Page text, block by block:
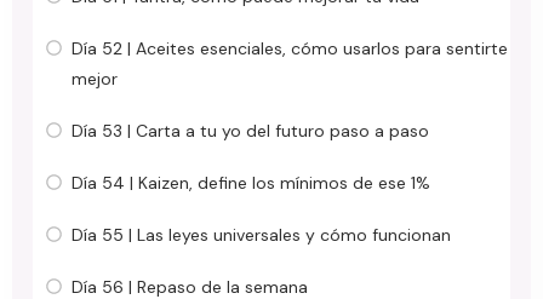
Día 52 | Aceites esenciales, cómo usarlos para sentirte
mejor
Día 53 | Carta a tu yo del futuro paso a paso
Día 54 | Kaizen, define los mínimos de ese 1%
Día 55 | Las leyes universales y cómo funcionan
Día 56 | Repaso de la semana